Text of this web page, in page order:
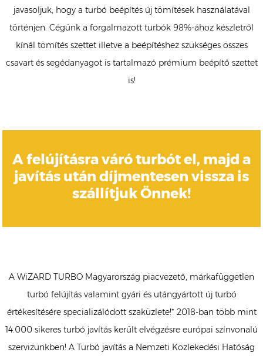
javasoljuk, hogy a turbó beépítés új tömítések használatával
történjen. Cégünk a forgalmazott turbók 98%-ához készletről
kínál tömítés szettet illetve a beépítéshez szükséges összes
csavart és segédanyagot is tartalmazó prémium beépítő szettet
is!
A felújításra váró turbót el, majd a
javítás után díjmentesen vissza is
szállítjuk Önnek!
A WiZARD TURBO Magyarország piacvezető, márkafüggetlen
turbó felújítás valamint gyári és utángyártott új turbó
értékesítésére specializálódott szaküzlete!* 2018-ban több mint
14.000 sikeres turbó javítás került elvégzésre európai színvonalú
szervizünkben! A Turbó javítás a Nemzeti Közlekedési Hatóság